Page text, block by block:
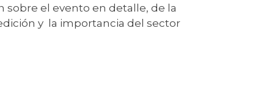
el evento en detalle, de la
y la importancia del sector